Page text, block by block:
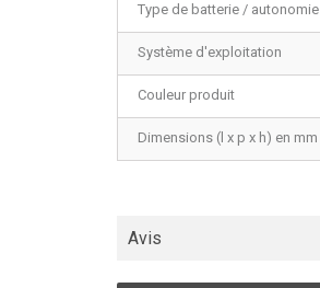
Type de batterie / autonomie
Système d'exploitation
Couleur produit
Dimensions (l x p x h) en mm
Avis